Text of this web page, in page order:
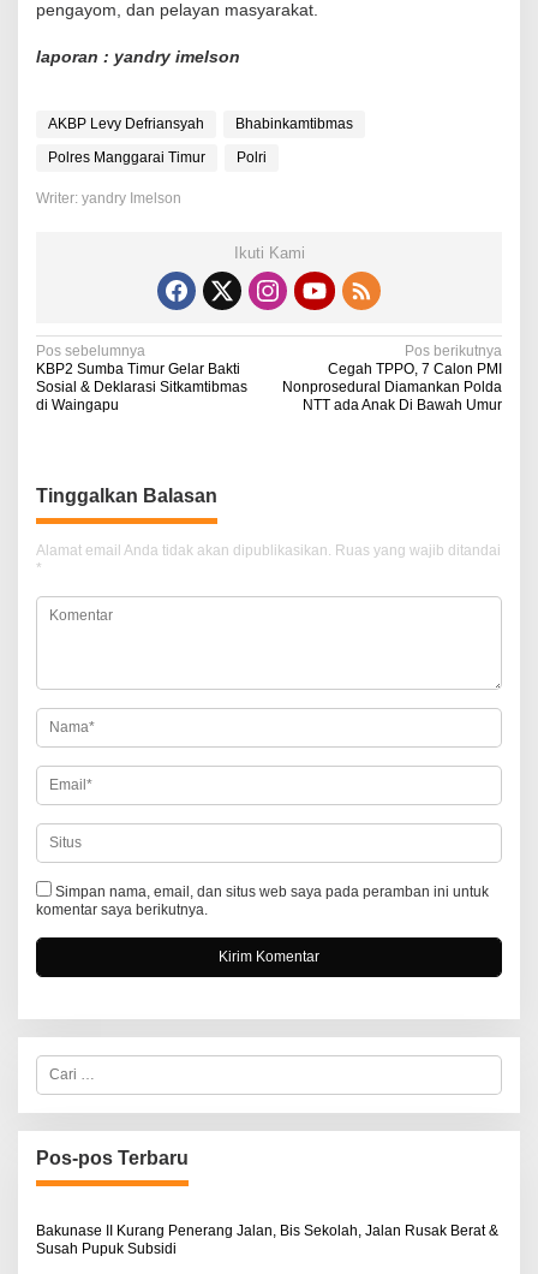
pengayom, dan pelayan masyarakat.
laporan : yandry imelson
AKBP Levy Defriansyah
Bhabinkamtibmas
Polres Manggarai Timur
Polri
Writer: yandry Imelson
Ikuti Kami
N
a
g
a
s
i
p
s
Pos sebelumnya
KBP2 Sumba Timur Gelar Bakti
Sosial & Deklarasi Sitkamtibmas
di Waingapu
Pos berikutnya
Cegah TPPO, 7 Calon PMI
Nonprosedural Diamankan Polda
NTT ada Anak Di Bawah Umur
Tinggalkan Balasan
Alamat email Anda tidak akan dipublikasikan. Ruas yang wajib ditandai
*
Simpan nama, email, dan situs web saya pada peramban ini untuk
komentar saya berikutnya.
C
r
i
u
n
u
:
Pos-pos Terbaru
Bakunase II Kurang Penerang Jalan, Bis Sekolah, Jalan Rusak Berat &
Susah Pupuk Subsidi